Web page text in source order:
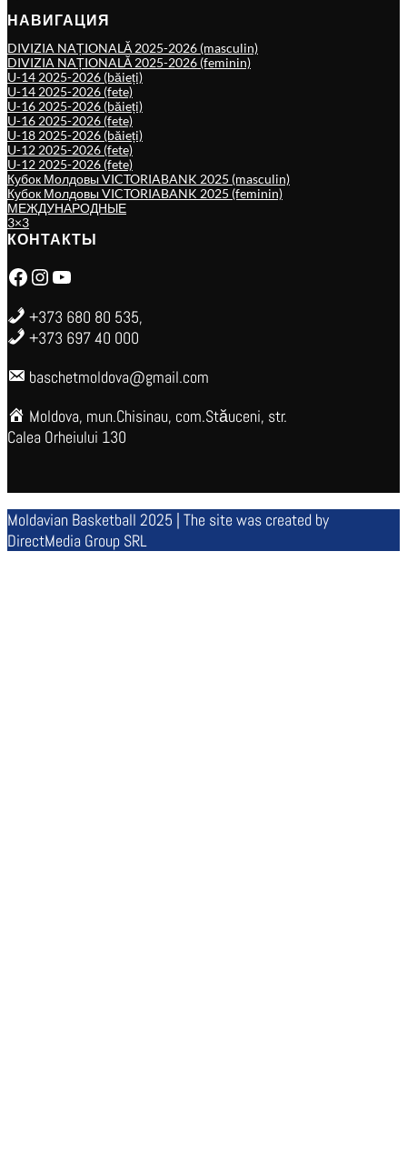
НАВИГАЦИЯ
DIVIZIA NAȚIONALĂ 2025-2026 (masculin)
DIVIZIA NAȚIONALĂ 2025-2026 (feminin)
U-14 2025-2026 (băieți)
U-14 2025-2026 (fete)
U-16 2025-2026 (băieți)
U-16 2025-2026 (fete)
U-18 2025-2026 (băieți)
U-12 2025-2026 (fete)
U-12 2025-2026 (fete)
Кубок Молдовы VICTORIABANK 2025 (masculin)
Кубок Молдовы VICTORIABANK 2025 (feminin)
МЕЖДУНАРОДНЫЕ
3×3
КОНТАКТЫ
Facebook Instagram YouTube
+373 680 80 535,
+373 697 40 000
baschetmoldova@gmail.com
Moldova, mun.Chisinau, com.Stăuceni, str.
Calea Orheiului 130
Moldavian Basketball 2025 | The site was created by
DirectMedia Group SRL